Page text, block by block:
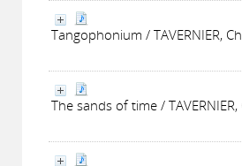
Tangophonium / TAVERNIER,
The sands of time /